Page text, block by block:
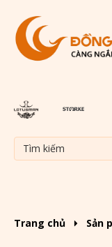
Trang chủ Sản